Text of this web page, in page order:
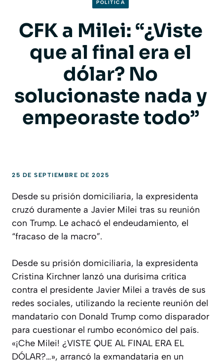
POLITICA
CFK a Milei: “¿Viste
que al final era el
dólar? No
solucionaste nada y
empeoraste todo”
25 DE SEPTIEMBRE DE 2025
Desde su prisión domiciliaria, la expresidenta
cruzó duramente a Javier Milei tras su reunión
con Trump. Le achacó el endeudamiento, el
“fracaso de la macro”.
Desde su prisión domiciliaria, la expresidenta
Cristina Kirchner lanzó una durísima crítica
contra el presidente Javier Milei a través de sus
redes sociales, utilizando la reciente reunión del
mandatario con Donald Trump como disparador
para cuestionar el rumbo económico del país.
«¡Che Milei! ¿VISTE QUE AL FINAL ERA EL
DÓLAR?…», arrancó la exmandataria en un